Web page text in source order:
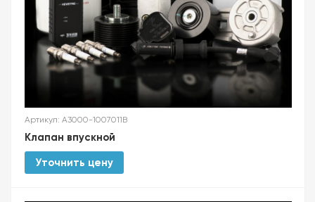
Артикул: A3000-1007011B
Клапан впускной
Уточнить цену